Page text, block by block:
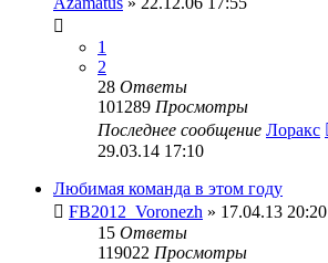
1
2
28 Ответы
101289 Просмотры
Последнее сообщение Лоракс
29.03.14 17:10
Любимая команда в этом году
FB2012_Voronezh » 17.04.13 20:20
15 Ответы
119022 Просмотры